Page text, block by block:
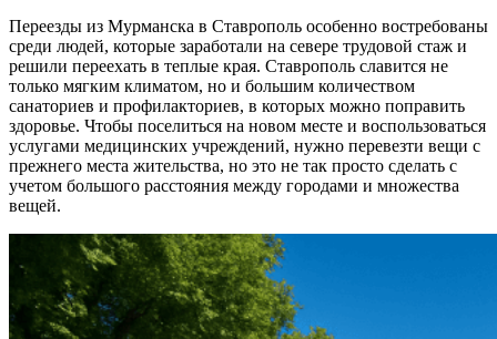
Переезды из Мурманска в Ставрополь особенно востребованы
среди людей, которые заработали на севере трудовой стаж и
решили переехать в теплые края. Ставрополь славится не
только мягким климатом, но и большим количеством
санаториев и профилакториев, в которых можно поправить
здоровье. Чтобы поселиться на новом месте и воспользоваться
услугами медицинских учреждений, нужно перевезти вещи с
прежнего места жительства, но это не так просто сделать с
учетом большого расстояния между городами и множества
вещей.